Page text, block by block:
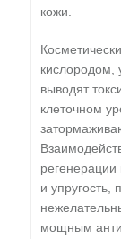
кожи.
кислородом,
выводят
клеточном
регенерации
и упругость,
мощным